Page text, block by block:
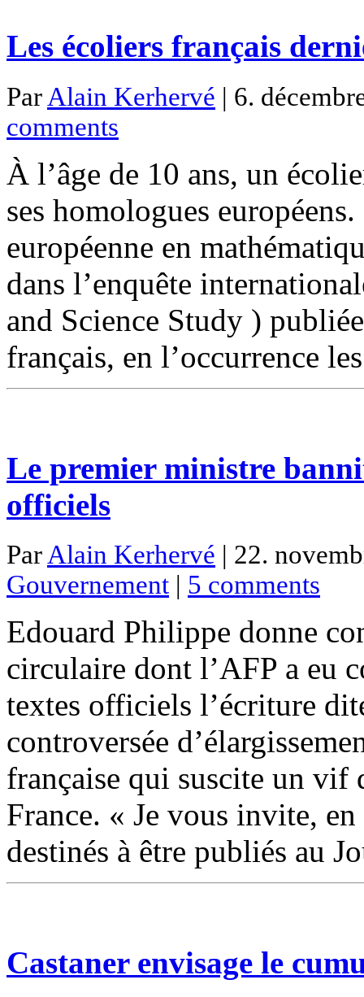
Les écoliers français
Par Alain Kerhervé | 6.
comments
À l’âge de 10 ans, un
ses homologues
européenne en
dans l’enquête
and Science Study )
français, en l’occurrence
Le premier ministre
officiels
Par Alain Kerhervé | 22.
Gouvernement | 5 comments
Edouard Philippe donne
circulaire dont l’AFP a eu
textes officiels l’écriture
controversée
française qui suscite un vif
France. « Je vous invite,
destinés à être publiés au
Castaner envisage le